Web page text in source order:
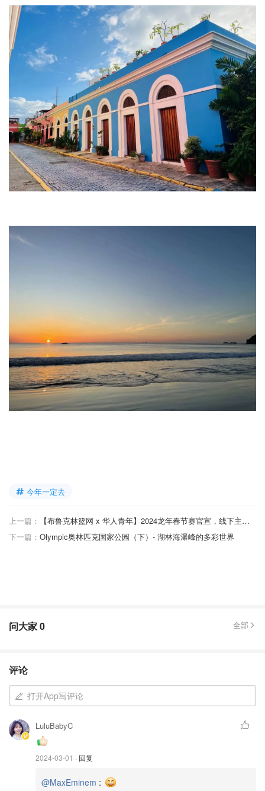
今年一定去
上一篇：
【布鲁克林篮网 x 华人青年】2024龙年春节赛官宣，线下主场年味超浓！
下一篇： Olympic奥林匹克国家公园（下）- 湖林海瀑峰的多彩世界
问大家0 全部
评论
打开App写评论
LuluBabyC
2024-03-01 · 回复
@MaxEminem :